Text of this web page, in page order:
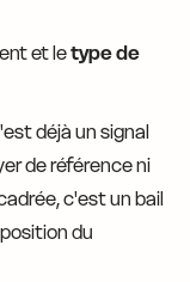
et letype de
déjà un signal
de référence ni
c'est un bail
du